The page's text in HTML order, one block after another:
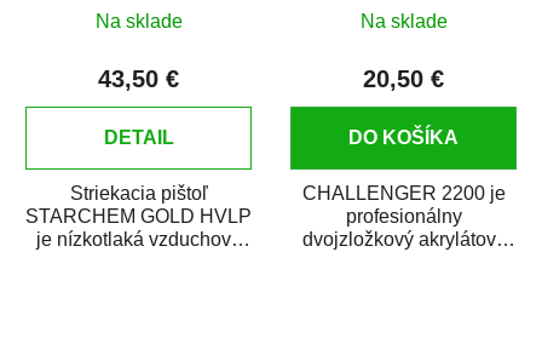
pištoľ
Na sklade
43,50 €
DETAIL
Striekacia pištoľ
STARCHEM GOLD HVLP
je nízkotlaká vzduchová
Na sklade
20,50 €
DO KOŠÍKA
CHALLENGER 2200 je
profesionálny
dvojzložkový akrylátový